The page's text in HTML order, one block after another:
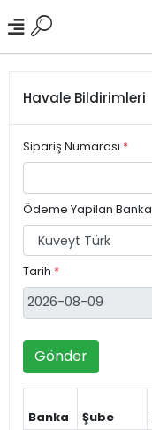
Havale Bildirimleri
Sipariş Numarası *
Ödeme Yapilan Banka
Tarih *
Gönder
Banka Şube